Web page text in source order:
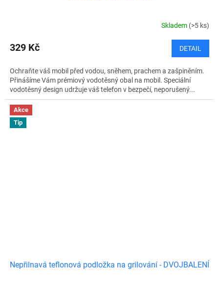
Skladem (>5 ks)
329 Kč DETAIL
Ochraňte váš mobil před vodou, sněhem, prachem a zašpiněním.
Přinášíme Vám prémiový vodotěsný obal na mobil. Speciální
vodotěsný design udržuje váš telefon v bezpečí, neporušený...
Akce
Tip
Nepřilnavá teflonová podložka na grilování - DVOJBALENÍ